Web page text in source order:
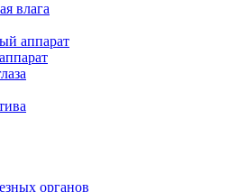
влага
аппарат
органов